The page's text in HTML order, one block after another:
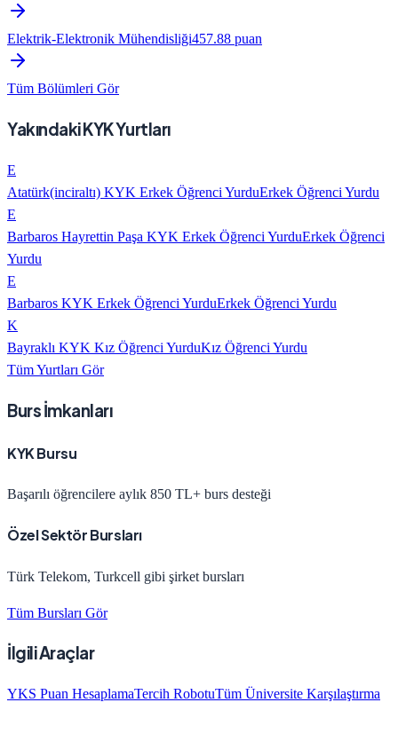
Elektrik-Elektronik Mühendisliği457.88 puan
Tüm Bölümleri Gör
Yakındaki KYK Yurtları
E
Atatürk(inciraltı) KYK Erkek Öğrenci YurduErkek Öğrenci Yurdu
E
Barbaros Hayrettin Paşa KYK Erkek Öğrenci YurduErkek Öğrenci
Yurdu
E
Barbaros KYK Erkek Öğrenci YurduErkek Öğrenci Yurdu
K
Bayraklı KYK Kız Öğrenci YurduKız Öğrenci Yurdu
Tüm Yurtları Gör
Burs İmkanları
KYK Bursu
Başarılı öğrencilere aylık 850 TL+ burs desteği
Özel Sektör Bursları
Türk Telekom, Turkcell gibi şirket bursları
Tüm Bursları Gör
İlgili Araçlar
YKS Puan HesaplamaTercih RobotuTüm Üniversite Karşılaştırma